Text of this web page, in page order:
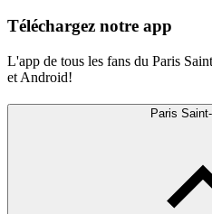
Téléchargez notre app
L'app de tous les fans du Paris
et Android!
Paris